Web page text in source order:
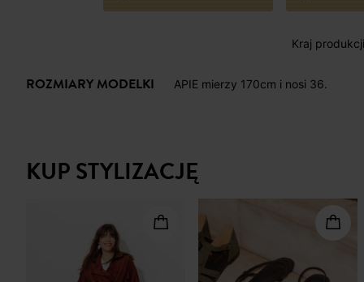
Kraj
ROZMIARY MODELKI APIE mierzy 170cm i nosi 36.
KUP STYLIZACJĘ